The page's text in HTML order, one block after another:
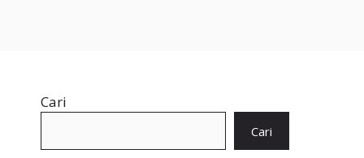
Cari
Cari